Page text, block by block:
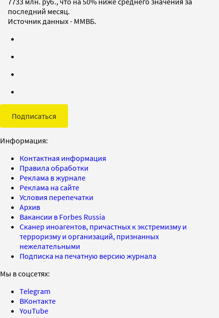
последний месяц.
Источник данных - ММВБ.
Подписаться
Информация:
Контактная информация
Правила обработки
Реклама в журнале
Реклама на сайте
Условия перепечатки
Архив
Вакансии в Forbes Russia
Сканер иноагентов, причастных к экстремизму и
терроризму и организаций, признанных
нежелательными
Подписка на печатную версию журнала
Мы в соцсетях:
Telegram
ВКонтакте
YouTube